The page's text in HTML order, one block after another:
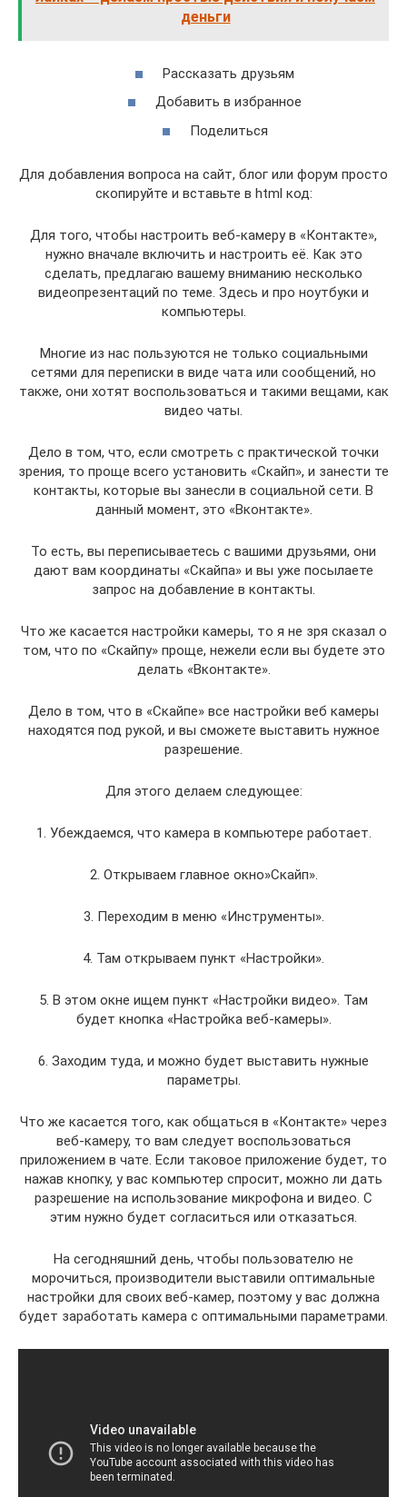
деньги
Рассказать друзьям
Добавить в избранное
Поделиться
Для добавления вопроса на сайт, блог или форум просто
скопируйте и вставьте в html код:
Для того, чтобы настроить веб-камеру в «Контакте»,
нужно вначале включить и настроить её. Как это
сделать, предлагаю вашему вниманию несколько
видеопрезентаций по теме. Здесь и про ноутбуки и
компьютеры.
Многие из нас пользуются не только социальными
сетями для переписки в виде чата или сообщений, но
также, они хотят воспользоваться и такими вещами, как
видео чаты.
Дело в том, что, если смотреть с практической точки
зрения, то проще всего установить «Скайп», и занести те
контакты, которые вы занесли в социальной сети. В
данный момент, это «Вконтакте».
То есть, вы переписываетесь с вашими друзьями, они
дают вам координаты «Скайпа» и вы уже посылаете
запрос на добавление в контакты.
Что же касается настройки камеры, то я не зря сказал о
том, что по «Скайпу» проще, нежели если вы будете это
делать «Вконтакте».
Дело в том, что в «Скайпе» все настройки веб камеры
находятся под рукой, и вы сможете выставить нужное
разрешение.
Для этого делаем следующее:
1. Убеждаемся, что камера в компьютере работает.
2. Открываем главное окно»Скайп».
3. Переходим в меню «Инструменты».
4. Там открываем пункт «Настройки».
5. В этом окне ищем пункт «Настройки видео». Там
будет кнопка «Настройка веб-камеры».
6. Заходим туда, и можно будет выставить нужные
параметры.
Что же касается того, как общаться в «Контакте» через
веб-камеру, то вам следует воспользоваться
приложением в чате. Если таковое приложение будет, то
нажав кнопку, у вас компьютер спросит, можно ли дать
разрешение на использование микрофона и видео. С
этим нужно будет согласиться или отказаться.
На сегодняшний день, чтобы пользователю не
морочиться, производители выставили оптимальные
настройки для своих веб-камер, поэтому у вас должна
будет заработать камера с оптимальными параметрами.